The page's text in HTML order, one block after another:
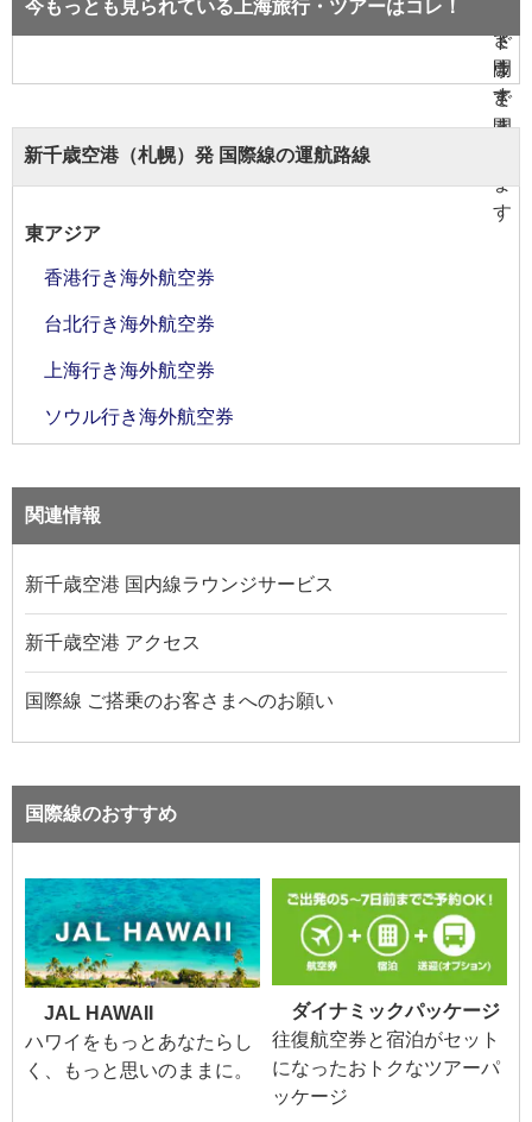
今もっとも見られている上海旅行・ツアーはコレ！
新千歳空港（札幌）発 国際線の運航路線
東アジア
香港行き海外航空券
台北行き海外航空券
上海行き海外航空券
ソウル行き海外航空券
関連情報
新千歳空港 国内線ラウンジサービス
新千歳空港 アクセス
国際線 ご搭乗のお客さまへのお願い
国際線のおすすめ
JAL HAWAII
ハワイをもっとあなたらし
く、もっと思いのままに。
ダイナミックパッケージ
往復航空券と宿泊がセット
になったおトクなツアーパ
ッケージ